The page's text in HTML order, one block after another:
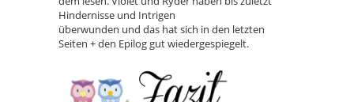
Hindernisse und Intrigen
überwunden und das hat sich in den letzten
Seiten + den Epilog gut wiedergespiegelt.